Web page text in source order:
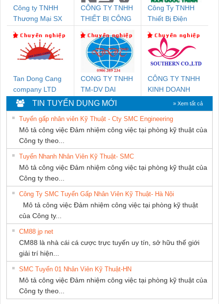
Công ty TNHH
Thương Mại SX
CÔNG TY TNHH
THIẾT BỊ CÔNG
SETSUBI VIỆT
NAM
Công Ty TNHH
Thiết Bị Điện
Tan Dong Cang
company LTD
CONG TY TNHH
TM-DV DAI
DONG THANH
CÔNG TY TNHH
KINH DOANH
DỊCH VỤ XNK
PHƯƠNG NAM
TIN TUYỂN DỤNG MỚI » Xem tất cả
Tuyển gấp nhân viên Kỹ Thuật - Cty SMC Engineering
Mô tả công việc Đảm nhiệm công việc tại phòng kỹ thuật của
Công ty theo...
Tuyển Nhanh Nhân Viên Kỹ Thuật- SMC
Mô tả công việc Đảm nhiệm công việc tại phòng kỹ thuật của
Công ty theo...
Công Ty SMC Tuyển Gấp Nhân Viên Kỹ Thuật- Hà Nội
Mô tả công việc Đảm nhiệm công việc tại phòng kỹ thuật
của Công ty...
CM88 jp net
CM88 là nhà cái cá cược trực tuyến uy tín, sở hữu thế giới
giải trí hiện...
SMC Tuyển 01 Nhân Viên Kỹ Thuật-HN
Mô tả công việc Đảm nhiệm công việc tại phòng kỹ thuật của
Công ty theo...